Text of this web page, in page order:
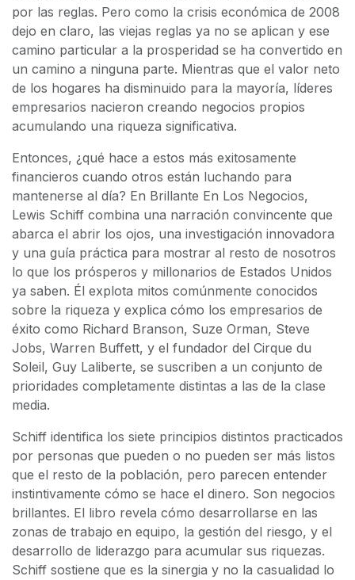
por las reglas. Pero como la crisis económica de 2008
dejo en claro, las viejas reglas ya no se aplican y ese
camino particular a la prosperidad se ha convertido en
un camino a ninguna parte. Mientras que el valor neto
de los hogares ha disminuido para la mayoría, líderes
empresarios nacieron creando negocios propios
acumulando una riqueza significativa.
Entonces, ¿qué hace a estos más exitosamente
financieros cuando otros están luchando para
mantenerse al día? En Brillante En Los Negocios,
Lewis Schiff combina una narración convincente que
abarca el abrir los ojos, una investigación innovadora
y una guía práctica para mostrar al resto de nosotros
lo que los prósperos y millonarios de Estados Unidos
ya saben. Él explota mitos comúnmente conocidos
sobre la riqueza y explica cómo los empresarios de
éxito como Richard Branson, Suze Orman, Steve
Jobs, Warren Buffett, y el fundador del Cirque du
Soleil, Guy Laliberte, se suscriben a un conjunto de
prioridades completamente distintas a las de la clase
media.
Schiff identifica los siete principios distintos practicados
por personas que pueden o no pueden ser más listos
que el resto de la población, pero parecen entender
instintivamente cómo se hace el dinero. Son negocios
brillantes. El libro revela cómo desarrollarse en las
zonas de trabajo en equipo, la gestión del riesgo, y el
desarrollo de liderazgo para acumular sus riquezas.
Schiff sostiene que es la sinergia y no la casualidad lo